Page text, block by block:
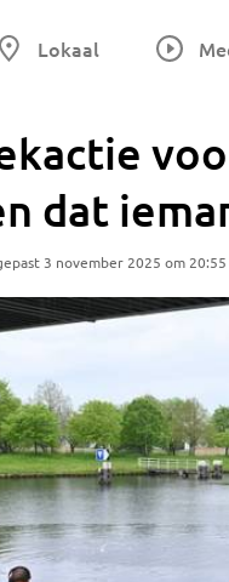
Lokaal
dat
3 november 2025 om 20:55